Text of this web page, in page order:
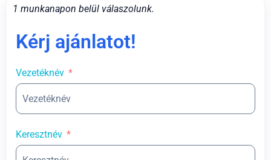
1 munkanapon belül válaszolunk.
Kérj ajánlatot!
Vezetéknév
Keresztnév